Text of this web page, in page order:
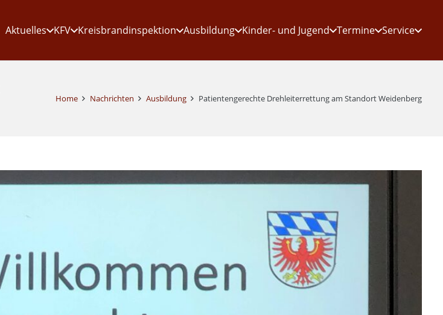
Aktuelles KFV Kreisbrandinspektion Ausbildung Kinder- und Jugend Termine Service
Home Nachrichten Ausbildung Patientengerechte Drehleiterrettung am Standort Weidenberg